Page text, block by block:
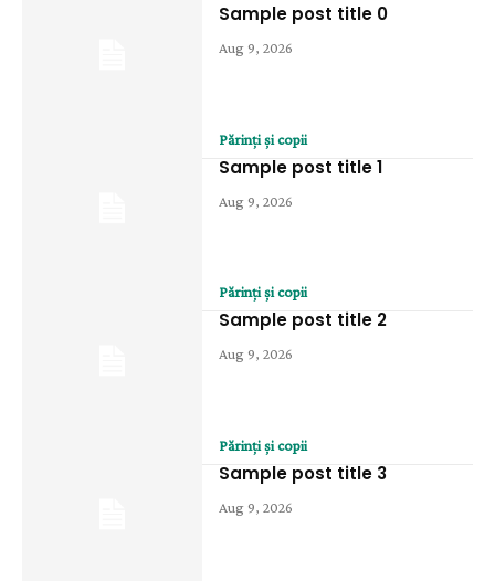
Sample post title 0
Aug 9, 2026
Părinți și copii
Sample post title 1
Aug 9, 2026
Părinți și copii
Sample post title 2
Aug 9, 2026
Părinți și copii
Sample post title 3
Aug 9, 2026